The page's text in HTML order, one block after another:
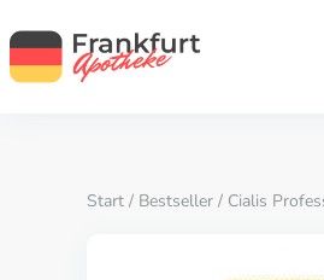
Start / Bestseller / Cialis